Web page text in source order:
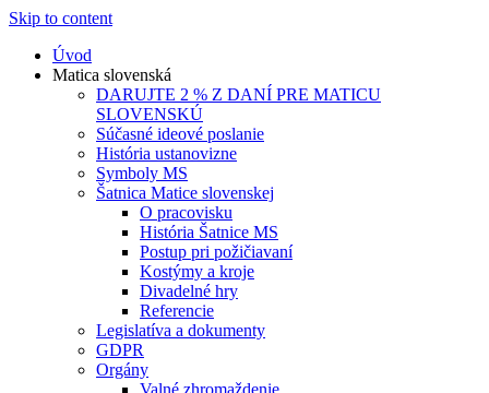
Skip to content
Úvod
Matica slovenská
DARUJTE 2 % Z DANÍ PRE MATICU
SLOVENSKÚ
Súčasné ideové poslanie
História ustanovizne
Symboly MS
Šatnica Matice slovenskej
O pracovisku
História Šatnice MS
Postup pri požičiavaní
Kostýmy a kroje
Divadelné hry
Referencie
Legislatíva a dokumenty
GDPR
Orgány
Valné zhromaždenie